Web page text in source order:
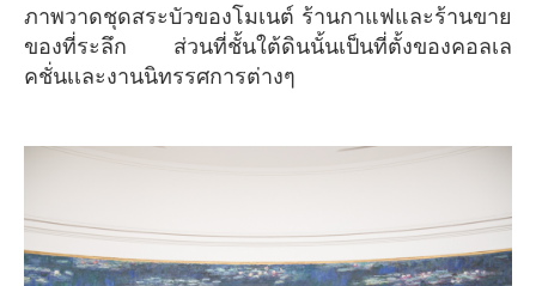
ภาพวาดชุดสระบัวของโมเนต์ ร้านกาแฟและร้านขาย
ของที่ระลึก ส่วนที่ชั้นใต้ดินนั้นเป็นที่ตั้งของคอลเล
คชั่นเเละงานนิทรรศการต่างๆ